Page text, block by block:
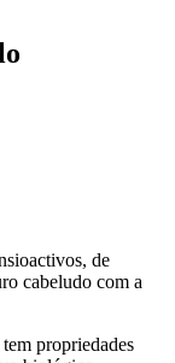
de
cabeludo com a
propriedades